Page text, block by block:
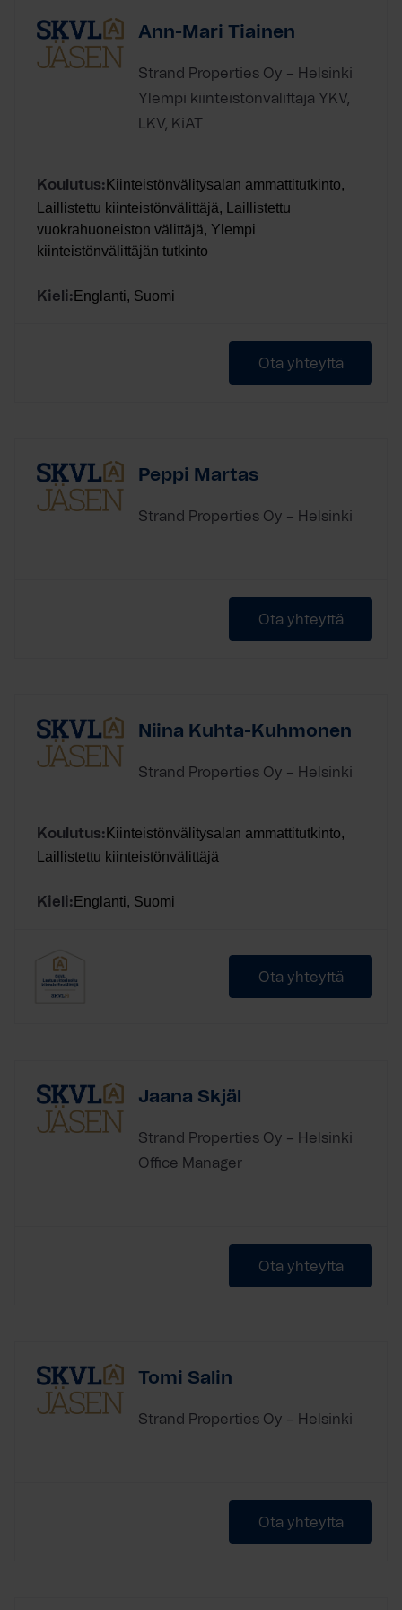
Ann-Mari Tiainen
Strand Properties Oy – Helsinki
Ylempi kiinteistönvälittäjä YKV,
LKV, KiAT
Koulutus: Kiinteistönvälitysalan ammattitutkinto,
Laillistettu kiinteistönvälittäjä, Laillistettu
vuokrahuoneiston välittäjä, Ylempi
kiinteistönvälittäjän tutkinto
Kieli: Englanti, Suomi
Ota yhteyttä
Peppi Martas
Strand Properties Oy – Helsinki
Ota yhteyttä
Niina Kuhta-Kuhmonen
Strand Properties Oy – Helsinki
Koulutus: Kiinteistönvälitysalan ammattitutkinto,
Laillistettu kiinteistönvälittäjä
Kieli: Englanti, Suomi
Ota yhteyttä
Jaana Skjäl
Strand Properties Oy – Helsinki
Office Manager
Ota yhteyttä
Tomi Salin
Strand Properties Oy – Helsinki
Ota yhteyttä